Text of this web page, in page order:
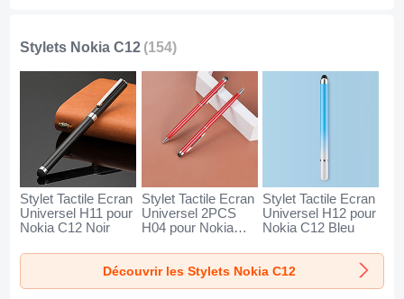
Stylets Nokia C12 (154)
Stylet Tactile Ecran
Universel H11 pour
Nokia C12 Noir
Stylet Tactile Ecran
Universel 2PCS
H04 pour Nokia
Stylet Tactile Ecran
Universel H12 pour
Nokia C12 Bleu
Découvrir les Stylets Nokia C12